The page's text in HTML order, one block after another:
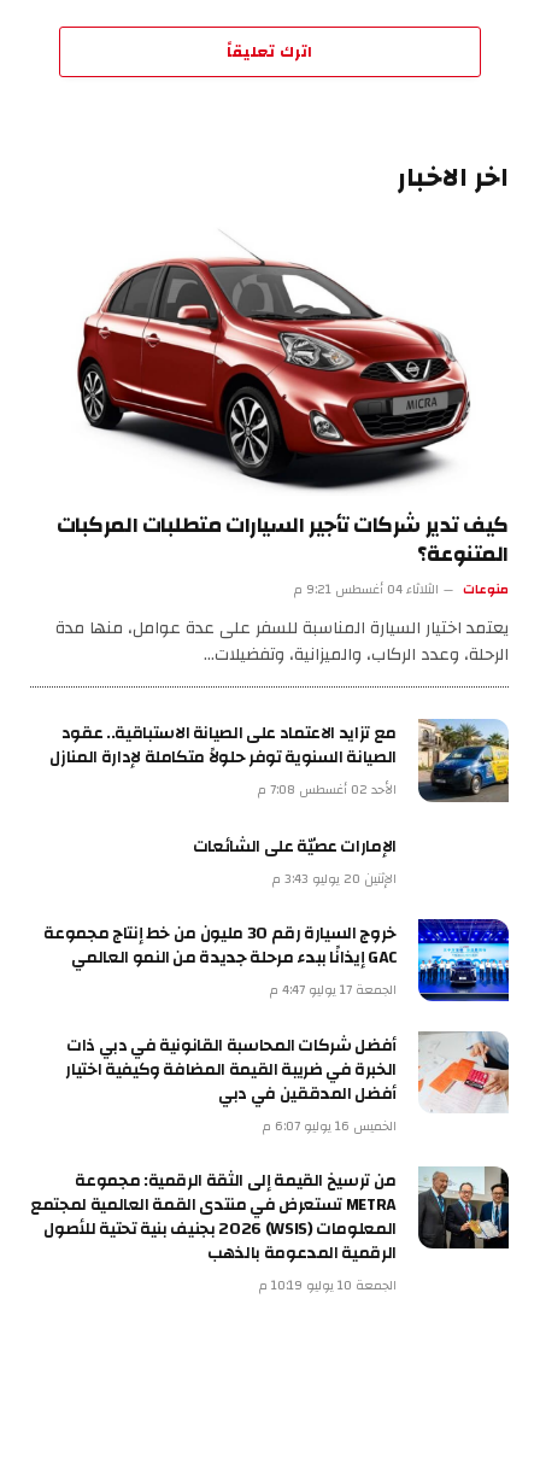
اترك تعليقاً
اخر الاخبار
كيف تدير شركات تأجير السيارات متطلبات المركبات
المتنوعة؟
منوعات الثلاثاء 04 أغسطس 9:21 م
يعتمد اختيار السيارة المناسبة للسفر على عدة عوامل، منها مدة
الرحلة، وعدد الركاب، والميزانية، وتفضيلات…
مع تزايد الاعتماد على الصيانة الاستباقية.. عقود
الصيانة السنوية توفر حلولاً متكاملة لإدارة المنازل
الأحد 02 أغسطس 7:08 م
الإمارات عصيّة على الشائعات
الإثنين 20 يوليو 3:43 م
خروج السيارة رقم 30 مليون من خط إنتاج مجموعة
GAC إيذانًا ببدء مرحلة جديدة من النمو العالمي
الجمعة 17 يوليو 4:47 م
أفضل شركات المحاسبة القانونية في دبي ذات
الخبرة في ضريبة القيمة المضافة وكيفية اختيار
أفضل المدققين في دبي
الخميس 16 يوليو 6:07 م
من ترسيخ القيمة إلى الثقة الرقمية: مجموعة
METRA تستعرض في منتدى القمة العالمية لمجتمع
المعلومات (WSIS) 2026 بجنيف بنية تحتية للأصول
الرقمية المدعومة بالذهب
الجمعة 10 يوليو 10:19 م